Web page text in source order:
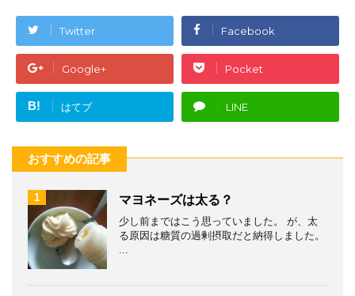
Twitter Facebook
Google+ Pocket
B! はてブ LINE
おすすめの記事
1 マヨネーズは太る？
少し前まではこう思っていました。 が、太
る原因は糖質の過剰摂取だと納得しました。
...